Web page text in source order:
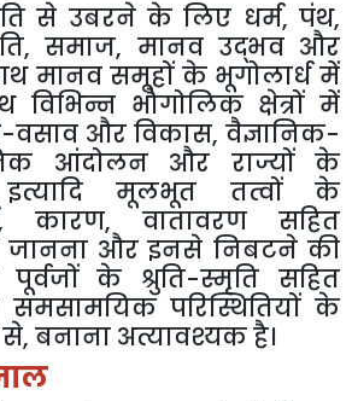
से उबरने के लिए धर्म, पंथ,
,समाज, मानव उद्भव और
मानव समूहों के भूगोलार्ध में
विभिन्न भौगोलिक क्षेत्रों में
-वसाव और विकास, वैज्ञानिक-
आंदोलन और राज्यों
के
इत्यादि मूलभूत तत्वों
के
कारण, वातावरण
सहित
जानना और इनसे निबटने की
पूर्वजों के श्रुति-स्मृति सहित
समसामयिक परिस्थितियों के
से, बनाना अत्यावश्यकहै।